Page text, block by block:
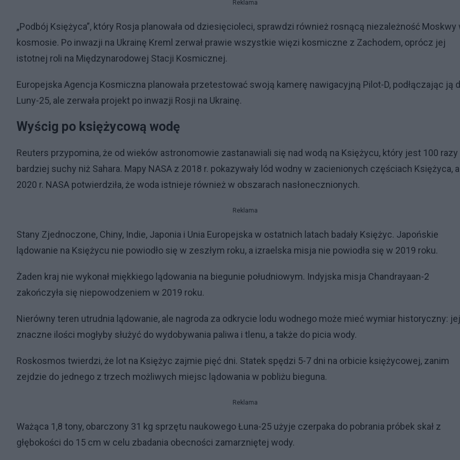
Reklama
„Podbój Księżyca”, który Rosja planowała od dziesięcioleci, sprawdzi również rosnącą niezależność Moskwy
kosmosie. Po inwazji na Ukrainę Kreml zerwał prawie wszystkie więzi kosmiczne z Zachodem, oprócz jej
istotnej roli na Międzynarodowej Stacji Kosmicznej.
Europejska Agencja Kosmiczna planowała przetestować swoją kamerę nawigacyjną Pilot-D, podłączając ją
Luny-25, ale zerwała projekt po inwazji Rosji na Ukrainę.
Wyścig po księżycową wodę
Reuters przypomina, że od wieków astronomowie zastanawiali się nad wodą na Księżycu, który jest 100 razy
bardziej suchy niż Sahara. Mapy NASA z 2018 r. pokazywały lód wodny w zacienionych częściach Księżyca,
2020 r. NASA potwierdziła, że ​​woda istnieje również w obszarach nasłonecznionych.
Reklama
Stany Zjednoczone, Chiny, Indie, Japonia i Unia Europejska w ostatnich latach badały Księżyc. Japońskie
lądowanie na Księżycu nie powiodło się w zeszłym roku, a izraelska misja nie powiodła się w 2019 roku.
Żaden kraj nie wykonał miękkiego lądowania na biegunie południowym. Indyjska misja Chandrayaan-2
zakończyła się niepowodzeniem w 2019 roku.
Nierówny teren utrudnia lądowanie, ale nagroda za odkrycie lodu wodnego może mieć wymiar historyczny: jej
znaczne ilości mogłyby służyć do wydobywania paliwa i tlenu, a także do picia wody.
Roskosmos twierdzi, że lot na Księżyc zajmie pięć dni. Statek spędzi 5-7 dni na orbicie księżycowej, zanim
zejdzie do jednego z trzech możliwych miejsc lądowania w pobliżu bieguna.
Reklama
Ważąca 1,8 tony, obarczony 31 kg sprzętu naukowego Łuna-25 użyje czerpaka do pobrania próbek skał z
głębokości do 15 cm w celu zbadania obecności zamarzniętej wody.